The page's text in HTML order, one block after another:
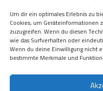
Um dir ein optimales Erlebnis zu
Cookies, um Geräteinformationen
zuzugreifen. Wenn du diesen
wie das Surfverhalten oder
Wenn du deine Einwilligung nicht
bestimmte Merkmale und
Kauf auf Rechung
Klarna
American Express